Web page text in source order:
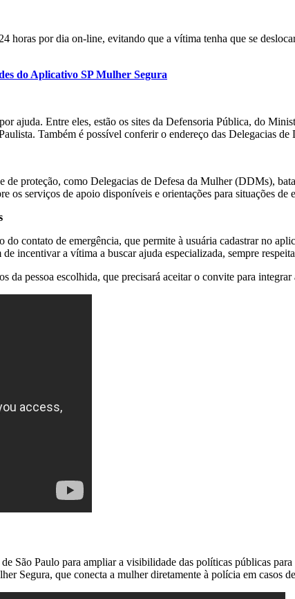
horas por dia on-line, evitando que a vítima tenha que se
do Aplicativo SP Mulher Segura
ajuda. Entre eles, estão os sites da Defensoria Pública, do
Também é possível conferir o endereço das Delegacias de
de proteção, como Delegacias de Defesa da Mulher (DDMs),
os serviços de apoio disponíveis e orientações para situações de
contato de emergência, que permite à usuária cadastrar no
incentivar a vítima a buscar ajuda especializada, sempre
pessoa escolhida, que precisará aceitar o convite para integrar
São Paulo para ampliar a visibilidade das políticas públicas
Segura, que conecta a mulher diretamente à polícia em casos